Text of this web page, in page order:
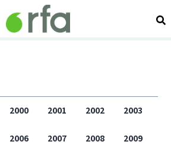
搜
2000 2001 2002 2003
2006 2007 2008 2009